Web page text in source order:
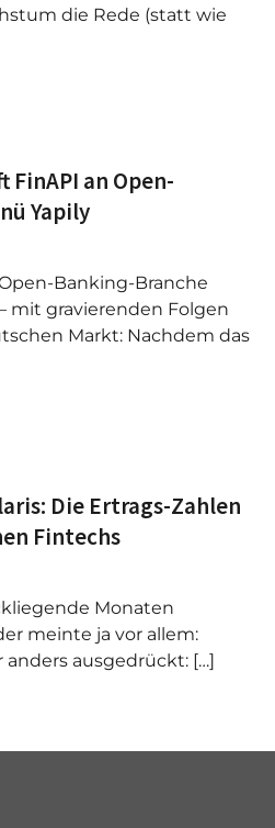
die Rede (statt wie
FinAPI an Open-
Yapily
Banking-Branche
mit gravierenden Folgen
Markt: Nachdem das
Die Ertrags-Zahlen
Fintechs
Monaten
meinte ja vor allem:
anders ausgedrückt: […]